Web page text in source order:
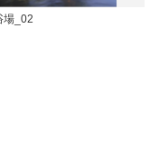
場_02